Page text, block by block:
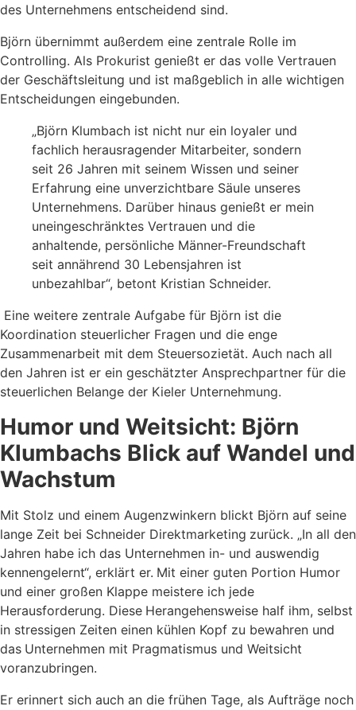
des Unternehmens entscheidend sind.
Björn übernimmt außerdem eine zentrale Rolle im
Controlling. Als Prokurist genießt er das volle Vertrauen
der Geschäftsleitung und ist maßgeblich in alle wichtigen
Entscheidungen eingebunden.
„Björn Klumbach ist nicht nur ein loyaler und
fachlich herausragender Mitarbeiter, sondern
seit 26 Jahren mit seinem Wissen und seiner
Erfahrung eine unverzichtbare Säule unseres
Unternehmens. Darüber hinaus genießt er mein
uneingeschränktes Vertrauen und die
anhaltende, persönliche Männer-Freundschaft
seit annährend 30 Lebensjahren ist
unbezahlbar“, betont Kristian Schneider.
Eine weitere zentrale Aufgabe für Björn ist die
Koordination steuerlicher Fragen und die enge
Zusammenarbeit mit dem Steuersozietät. Auch nach all
den Jahren ist er ein geschätzter Ansprechpartner für die
steuerlichen Belange der Kieler Unternehmung.
Humor und Weitsicht: Björn
Klumbachs Blick auf Wandel und
Wachstum
Mit Stolz und einem Augenzwinkern blickt Björn auf seine
lange Zeit bei Schneider Direktmarketing zurück. „In all den
Jahren habe ich das Unternehmen in- und auswendig
kennengelernt“, erklärt er. Mit einer guten Portion Humor
und einer großen Klappe meistere ich jede
Herausforderung. Diese Herangehensweise half ihm, selbst
in stressigen Zeiten einen kühlen Kopf zu bewahren und
das Unternehmen mit Pragmatismus und Weitsicht
voranzubringen.
Er erinnert sich auch an die frühen Tage, als Aufträge noch